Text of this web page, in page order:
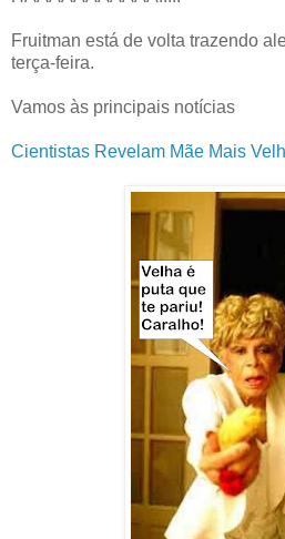
Fruitman está de volta trazendo
terça-feira.
Vamos às principais notícias
Cientistas Revelam Mãe Mais